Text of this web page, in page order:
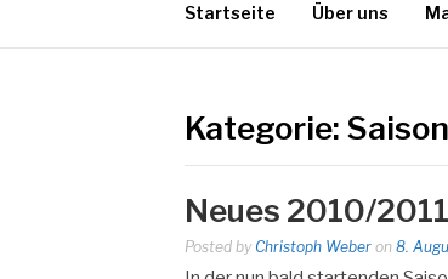
Startseite Über uns
Kategorie:
Neues 2010/2011
Posted by Christoph Weber on 8.